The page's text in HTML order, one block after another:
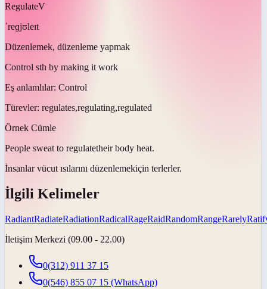
RegulateV
ˈreɡjʊleɪt
Düzenlemek, düzenleme yapmak
Control sth by making it work
Eş anlamlılar: Control
Türevler: regulates,regulating,regulated
Örnek Cümle
People sweat to regulatetheir body heat.
İnsanlar vücut ısılarını düzenlemekiçin terlerler.
İlgili Kelimeler
RadiantRadiateRadiationRadicalRageRaidRandomRangeRarely
İletişim Merkezi (09.00 - 22.00)
0(312) 911 37 15
0(546) 855 07 15 (WhatsApp)